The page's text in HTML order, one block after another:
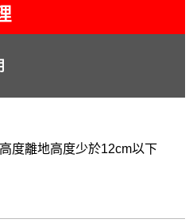
度離地高度少於12cm以下